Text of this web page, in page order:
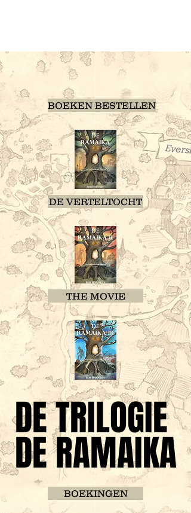
BOEKEN BESTELLEN
DE VERTELTOCHT
THE MOVIE
DE TRILOGIE
DE RAMAIKA
DE TRILOGIE
DE RAMAIKA
BOEKINGEN